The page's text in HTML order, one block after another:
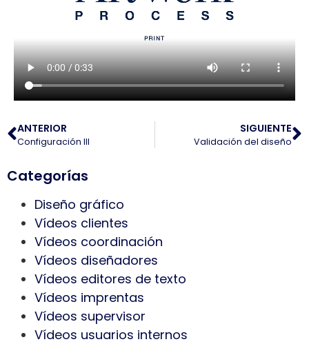
ANTERIOR
Configuración III
SIGUIENTE
Validación del diseño
Categorías
Diseño gráfico
Vídeos clientes
Vídeos coordinación
Vídeos diseñadores
Vídeos editores de texto
Vídeos imprentas
Vídeos supervisor
Vídeos usuarios internos